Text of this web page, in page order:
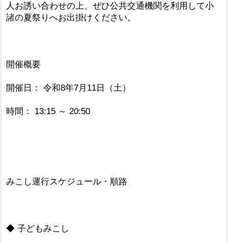
人お誘い合わせの上、ぜひ公共交通機関を利用して小
諸の夏祭りへお出掛けください。
開催概要
開催日： 令和8年7月11日（土）
時間： 13:15 ～ 20:50
みこし運行スケジュール・順路
◆ 子どもみこし